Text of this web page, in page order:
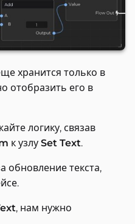
хранится только в
отобразить его в
логику, связав
к узлу Set Text.
обновление текста,
, нам нужно